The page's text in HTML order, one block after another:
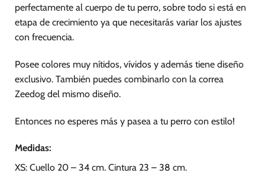
perfectamente al cuerpo de tu perro, sobre todo si está en
etapa de crecimiento ya que necesitarás variar los ajustes
con frecuencia.
Posee colores muy nítidos, vívidos y además tiene diseño
exclusivo. También puedes combinarlo con la correa
Zeedog del mismo diseño.
Entonces no esperes más y pasea a tu perro con estilo!
Medidas:
XS: Cuello 20 – 34 cm. Cintura 23 – 38 cm.